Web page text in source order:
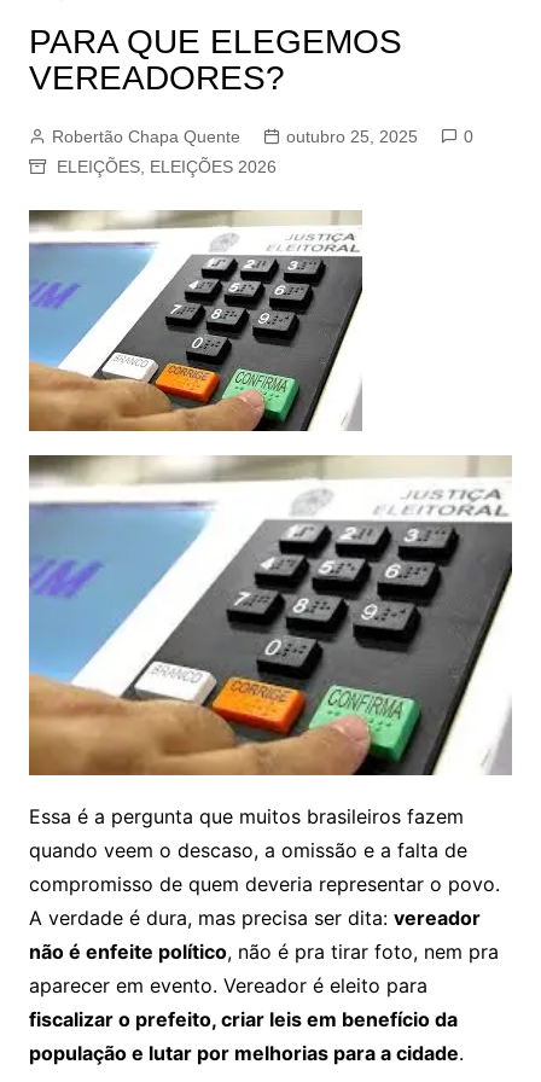
PARA QUE ELEGEMOS
VEREADORES?
Robertão Chapa Quente outubro 25, 2025
0
ELEIÇÕES, ELEIÇÕES 2026
Essa é a pergunta que muitos brasileiros fazem
quando veem o descaso, a omissão e a falta de
compromisso de quem deveria representar o povo.
A verdade é dura, mas precisa ser dita: vereador
não é enfeite político, não é pra tirar foto, nem pra
aparecer em evento. Vereador é eleito para
fiscalizar o prefeito, criar leis em benefício da
população e lutar por melhorias para a cidade.